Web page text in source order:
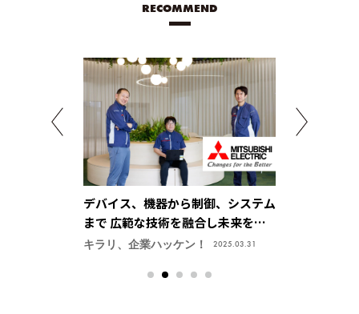
RECOMMEND
デバイス、機器から制御、システム
まで 広範な技術を融合し未来をつ
くる【三菱電機株式会社・先端技術
キラリ、企業ハッケン！ 2025.03.31